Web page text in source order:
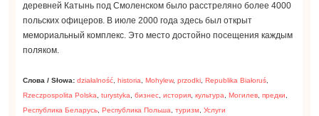
деревней Катынь под Смоленском было расстреляно более 4000
польских офицеров. В июле 2000 года здесь был открыт
мемориальный комплекс. Это место достойно посещения каждым
поляком.
Слова / Słowa: działalność ,historia ,Mohylew,przodki ,Republika Białoruś
Rzeczpospolita Polska
,turystyka ,бизнес ,история ,культура ,Могилев ,предки
Республика Беларусь ,Республика Польша ,туризм ,Услуги